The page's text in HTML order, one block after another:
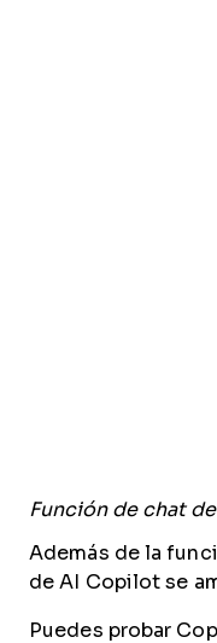
Función de chat
Además de la
de AI Copilot se
Puedes probar